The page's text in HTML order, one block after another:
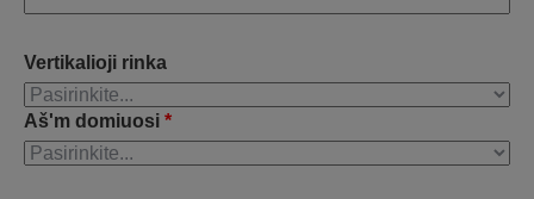
Vertikalioji rinka
Aš'm domiuosi *